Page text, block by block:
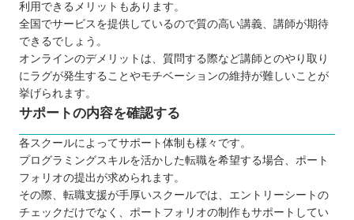
利用できるメリットもあります。
全国でサービスを提供しているので質の高い講義、講師が期待
できるでしょう。
オンラインのデメリットは、質問する際など講師とのやり取り
にラグが発生することやモチベーションの維持が難しいことが
挙げられます。
サポートの内容を確認する
各スクールによってサポート体制も様々です。
プログラミングスキルを活かした転職を希望する場合、ポート
フォリオの提出が求められます。
その際、転職支援が手厚いスクールでは、エントリーシートの
チェックだけでなく、ポートフォリオの制作もサポートしてい